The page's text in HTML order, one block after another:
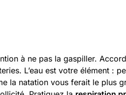
à ne pas la gaspiller.
L’eau est votre élément :
la natation vous ferait le plus